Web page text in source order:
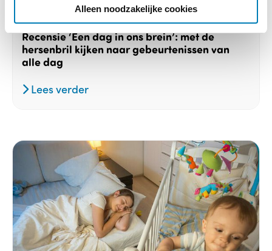
Alleen noodzakelijke cookies
16-12-2025
Recensie ‘Een dag in ons brein’: met de
hersenbril kijken naar gebeurtenissen van
alle dag
Lees verder